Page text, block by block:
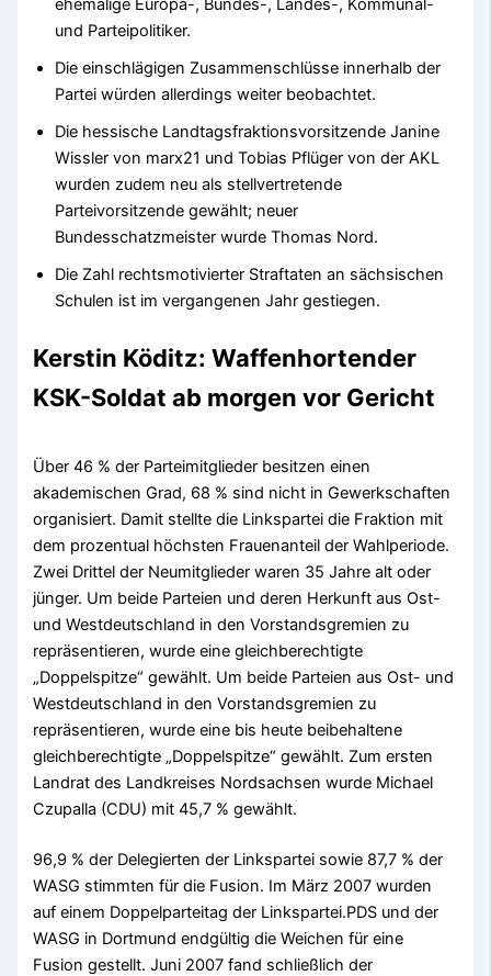
ehemalige Europa-, Bundes-, Landes-, Kommunal-
und Parteipolitiker.
Die einschlägigen Zusammenschlüsse innerhalb der
Partei würden allerdings weiter beobachtet.
Die hessische Landtagsfraktionsvorsitzende Janine
Wissler von marx21 und Tobias Pflüger von der AKL
wurden zudem neu als stellvertretende
Parteivorsitzende gewählt; neuer
Bundesschatzmeister wurde Thomas Nord.
Die Zahl rechtsmotivierter Straftaten an sächsischen
Schulen ist im vergangenen Jahr gestiegen.
Kerstin Köditz: Waffenhortender
KSK-Soldat ab morgen vor Gericht
Über 46 % der Parteimitglieder besitzen einen
akademischen Grad, 68 % sind nicht in Gewerkschaften
organisiert. Damit stellte die Linkspartei die Fraktion mit
dem prozentual höchsten Frauenanteil der Wahlperiode.
Zwei Drittel der Neumitglieder waren 35 Jahre alt oder
jünger. Um beide Parteien und deren Herkunft aus Ost-
und Westdeutschland in den Vorstandsgremien zu
repräsentieren, wurde eine gleichberechtigte
„Doppelspitze“ gewählt. Um beide Parteien aus Ost- und
Westdeutschland in den Vorstandsgremien zu
repräsentieren, wurde eine bis heute beibehaltene
gleichberechtigte „Doppelspitze“ gewählt. Zum ersten
Landrat des Landkreises Nordsachsen wurde Michael
Czupalla (CDU) mit 45,7 % gewählt.
96,9 % der Delegierten der Linkspartei sowie 87,7 % der
WASG stimmten für die Fusion. Im März 2007 wurden
auf einem Doppelparteitag der Linkspartei.PDS und der
WASG in Dortmund endgültig die Weichen für eine
Fusion gestellt. Juni 2007 fand schließlich der